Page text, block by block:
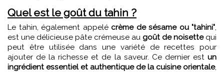
Quel est le goût du tahin ?
Le tahin, également appelé crème de sésame ou "tahini",
est une délicieuse pâte crémeuse au goût de noisettequi
peut être utilisée dans une variété de recettes pour
ajouter de la richesse et de la saveur. Ce dernier est un
ingrédient essentiel et authentique de la cuisine orientale,